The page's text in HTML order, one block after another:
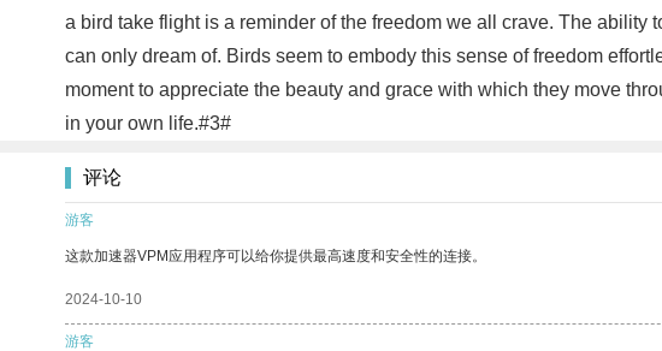
a bird take flight is a reminder of the freedom we all crave. The
can only dream of. Birds seem to embody this sense of freedom
moment to appreciate the beauty and grace with which they move
in your own life.#3#
评论
游客
这款加速器VPM应用程序可以给你提供最高速度和安全性的连接。
2024-10-10
游客